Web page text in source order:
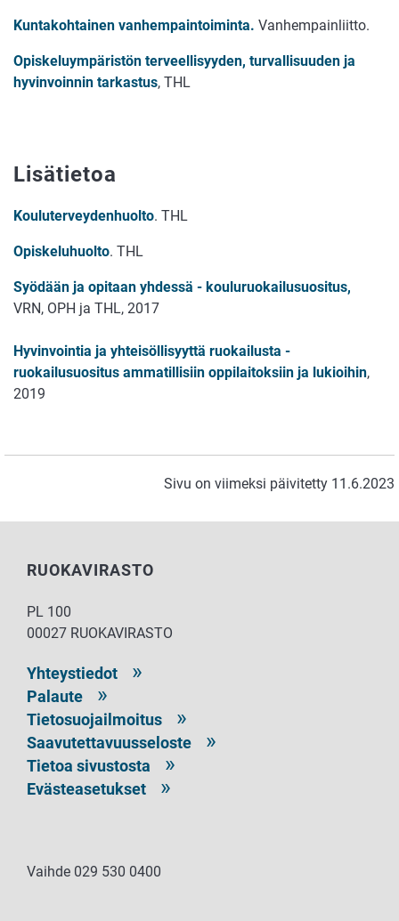
Kuntakohtainen vanhempaintoiminta. Vanhempainliitto.
Opiskeluympäristön terveellisyyden, turvallisuuden ja
hyvinvoinnin tarkastus, THL
Lisätietoa
Kouluterveydenhuolto. THL
Opiskeluhuolto. THL
Syödään ja opitaan yhdessä - kouluruokailusuositus,
VRN, OPH ja THL, 2017
Hyvinvointia ja yhteisöllisyyttä ruokailusta -
ruokailusuositus ammatillisiin oppilaitoksiin ja lukioihin,
2019
Sivu on viimeksi päivitetty 11.6.2023
RUOKAVIRASTO
PL 100
00027 RUOKAVIRASTO
Yhteystiedot
Palaute
Tietosuojailmoitus
Saavutettavuusseloste
Tietoa sivustosta
Evästeasetukset
Vaihde 029 530 0400